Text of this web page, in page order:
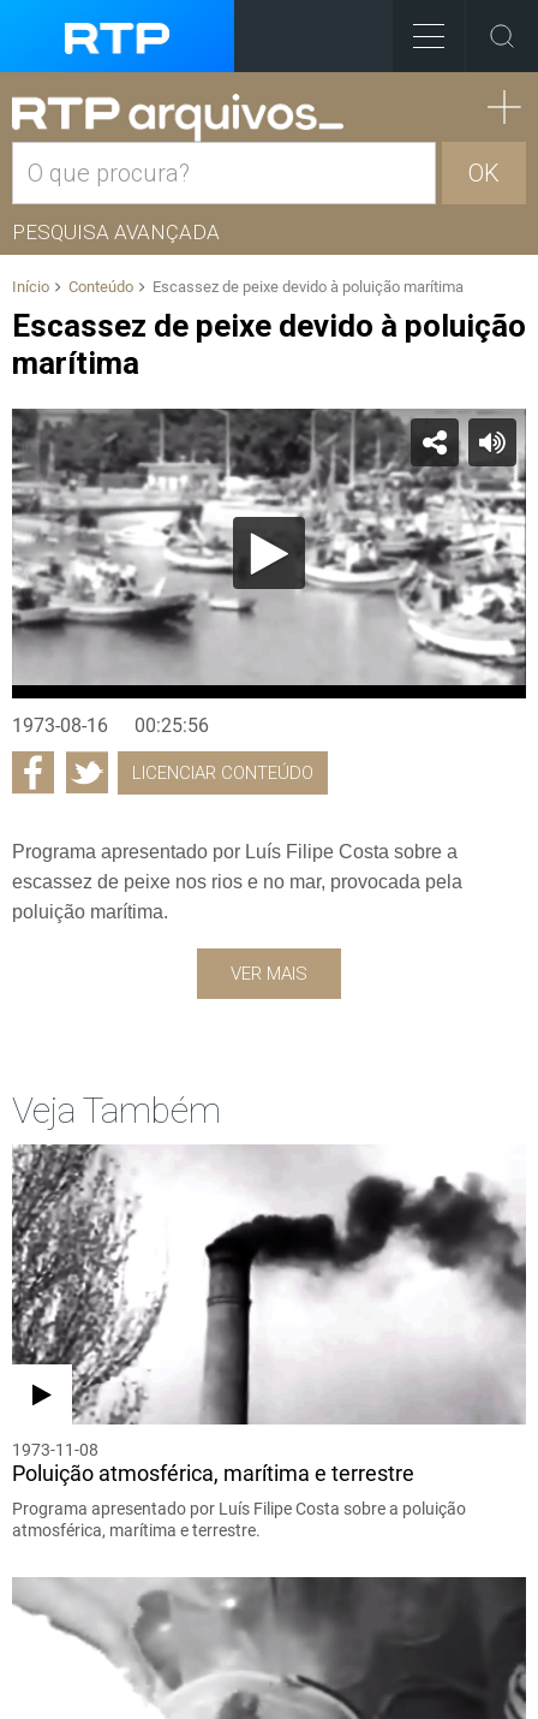
OK
PESQUISA AVANÇADA
Início Conteúdo Escassez de peixe devido à poluição marítima
Escassez de peixe devido à poluição
marítima
1973-08-16 00:25:56
LICENCIAR CONTEÚDO
Programa apresentado por Luís Filipe Costa sobre a
escassez de peixe nos rios e no mar, provocada pela
poluição marítima.
VER MAIS
Veja Também
1973-11-08
Poluição atmosférica, marítima e terrestre
Programa apresentado por Luís Filipe Costa sobre a poluição
atmosférica, marítima e terrestre.